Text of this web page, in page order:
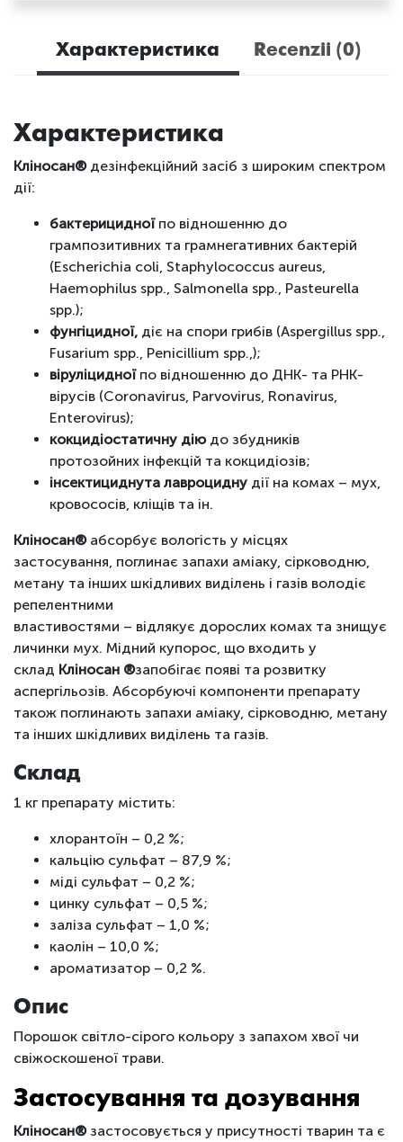
Характеристика Recenzii (0)
Характеристика
Кліносан®дезінфекційний засіб з широким спектром
дії:
бактерицидноїпо відношенню до
грампозитивних та грамнегативних бактерій
(Escherichia сoli, Staphylococcus aureus,
Haemophilus spp., Salmonella spp., Pasteurella
spp.);
фунгіцидної, діє на спори грибів (Aspergillus spp.,
Fusarium spp., Penicillium spp.,);
віруліцидноїпо відношенню до ДНК- та РНК-
вірусів (Coronavirus, Parvovirus, Ronavirus,
Enterovirus);
кокцидіостатичну дію до збудників
протозойних інфекцій та кокцидіозів;
інсектициднута лавроцидну дії на комах – мух,
кровососів, кліщів та ін.
Кліносан®абсорбує вологість у місцях
застосування, поглинає запахи аміаку, сірководню,
метану та інших шкідливих виділень і газів володіє
репелентними
властивостями – відлякує дорослих комах та знищує
личинки мух. Мідний купорос, що входить у
склад Кліносан ®запобігає появі та розвитку
аспергільозів. Абсорбуючі компоненти препарату
також поглинають запахи аміаку, сірководню, метану
та інших шкідливих виділень та газів.
Склад
1 кг препарату містить:
хлорантоїн – 0,2 %;
кальцію сульфат – 87,9 %;
міді сульфат – 0,2 %;
цинку сульфат – 0,5 %;
заліза сульфат – 1,0 %;
каолін – 10,0 %;
ароматизатор – 0,2 %.
Опис
Порошок світло-сірого кольору з запахом хвої чи
свіжоскошеної трави.
Застосування та дозування
Кліносан®застосовується у присутності тварин та є